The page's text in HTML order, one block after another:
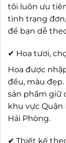
tôi luôn ưu
tình trạng
để bạn dễ
✔ Hoa tươi,
Hoa được
đều, màu
sản phẩm giữ
khu vực Quận
Hải Phòng.
✔ Thiết kế